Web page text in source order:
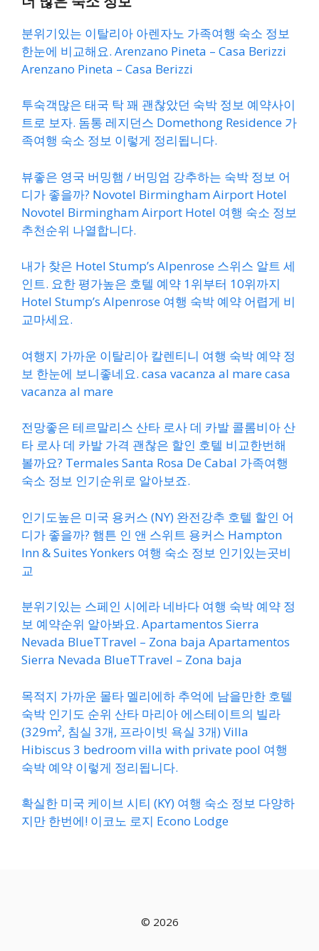
분위기있는 이탈리아 아렌자노 가족여행 숙소 정보
한눈에 비교해요. Arenzano Pineta – Casa Berizzi
Arenzano Pineta – Casa Berizzi
투숙객많은 태국 탁 꽤 괜찮았던 숙박 정보 예약사이
트로 보자. 돔통 레지던스 Domethong Residence 가
족여행 숙소 정보 이렇게 정리됩니다.
뷰좋은 영국 버밍햄 / 버밍엄 강추하는 숙박 정보 어
디가 좋을까? Novotel Birmingham Airport Hotel
Novotel Birmingham Airport Hotel 여행 숙소 정보
추천순위 나열합니다.
내가 찾은 Hotel Stump’s Alpenrose 스위스 알트 세
인트. 요한 평가높은 호텔 예약 1위부터 10위까지
Hotel Stump’s Alpenrose 여행 숙박 예약 어렵게 비
교마세요.
여행지 가까운 이탈리아 칼렌티니 여행 숙박 예약 정
보 한눈에 보니좋네요. casa vacanza al mare casa
vacanza al mare
전망좋은 테르말리스 산타 로사 데 카발 콜롬비아 산
타 로사 데 카발 가격 괜찮은 할인 호텔 비교한번해
볼까요? Termales Santa Rosa De Cabal 가족여행
숙소 정보 인기순위로 알아보죠.
인기도높은 미국 용커스 (NY) 완전강추 호텔 할인 어
디가 좋을까? 햄튼 인 앤 스위트 용커스 Hampton
Inn & Suites Yonkers 여행 숙소 정보 인기있는곳비
교
분위기있는 스페인 시에라 네바다 여행 숙박 예약 정
보 예약순위 알아봐요. Apartamentos Sierra
Nevada BlueTTravel – Zona baja Apartamentos
Sierra Nevada BlueTTravel – Zona baja
목적지 가까운 몰타 멜리에하 추억에 남을만한 호텔
숙박 인기도 순위 산타 마리아 에스테이트의 빌라
(329m², 침실 3개, 프라이빗 욕실 3개) Villa
Hibiscus 3 bedroom villa with private pool 여행
숙박 예약 이렇게 정리됩니다.
확실한 미국 케이브 시티 (KY) 여행 숙소 정보 다양하
지만 한번에! 이코노 로지 Econo Lodge
© 2026